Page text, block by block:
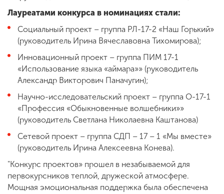
Лауреатами конкурса в номинациях стали:
Социальный проект – группа РЛ-17-2 «Наш Горький»
(руководитель Ирина Вячеславовна Тихомирова);
Инновационный проект – группа ПИМ 17-1
«Использование языка «аймара»» (руководитель
Александр Викторович Паначугин);
Научно-исследовательский проект – группа О-17-1
«Профессия «Обыкновенные волшебники»»
(руководитель Светлана Николаевна Каштанова)
Сетевой проект – группа СДП – 17 – 1 «Мы вместе»
(руководитель Ирина Алексеевна Конева).
"Конкурс проектов» прошел в незабываемой для
первокурсников теплой, дружеской атмосфере.
Мощная эмоциональная поддержка была обеспечена